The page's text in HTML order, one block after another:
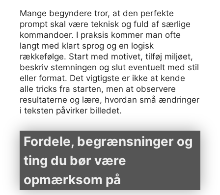
Mange begyndere tror, at den perfekte
prompt skal være teknisk og fuld af særlige
kommandoer. I praksis kommer man ofte
langt med klart sprog og en logisk
rækkefølge. Start med motivet, tilføj miljøet,
beskriv stemningen og slut eventuelt med stil
eller format. Det vigtigste er ikke at kende
alle tricks fra starten, men at observere
resultaterne og lære, hvordan små ændringer
i teksten påvirker billedet.
Fordele, begrænsninger og
ting du bør være
opmærksom på